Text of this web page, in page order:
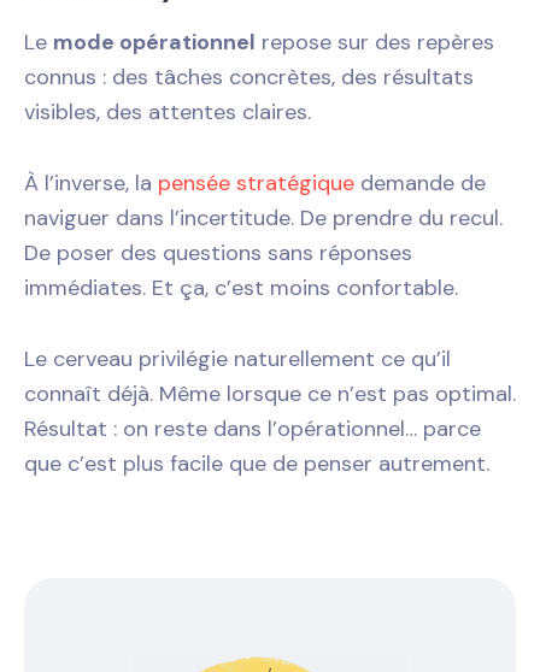
Le mode opérationnel repose sur des repères
connus : des tâches concrètes, des résultats
visibles, des attentes claires.
À l’inverse, la pensée stratégique demande de
naviguer dans l’incertitude. De prendre du recul.
De poser des questions sans réponses
immédiates. Et ça, c’est moins confortable.
Le cerveau privilégie naturellement ce qu’il
connaît déjà. Même lorsque ce n’est pas optimal.
Résultat : on reste dans l’opérationnel… parce
que c’est plus facile que de penser autrement.